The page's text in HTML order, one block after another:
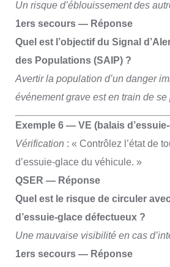
Un risque d’éblouissement des
1ers secours — Réponse
Quel est l’objectif du Signal
des Populations (SAIP) ?
Avertir la population d’un danger
événement grave est en train de se
Exemple 6 — VE (balais
Vérification : « Contrôlez l’état de
d’essuie-glace du véhicule. »
QSER — Réponse
Quel est le risque de circuler
d’essuie-glace défectueux ?
Une mauvaise visibilité en cas
1ers secours — Réponse